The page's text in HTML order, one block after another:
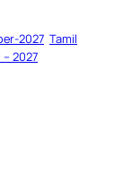
2027 Tamil
2027